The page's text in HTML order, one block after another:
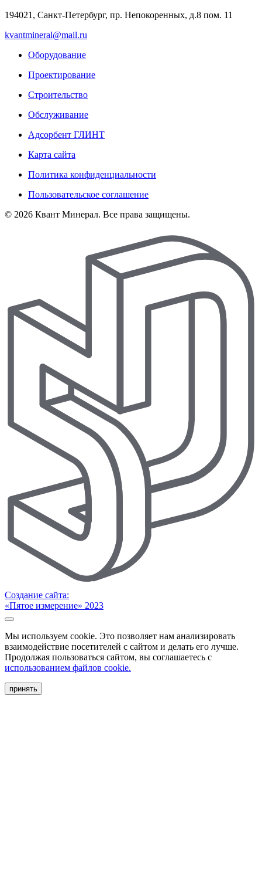
194021, Санкт-Петербург, пр. Непокоренных, д.8 пом. 11
kvantmineral@mail.ru
Оборудование
Проектирование
Строительство
Обслуживание
Адсорбент ГЛИНТ
Карта сайта
Политика конфиденциальности
Пользовательское соглашение
© 2026 Квант Минерал. Все права защищены.
Создание сайта:
«Пятое измерение» 2023
Мы используем cookie. Это позволяет нам анализировать
взаимодействие посетителей с сайтом и делать его лучше.
Продолжая пользоваться сайтом, вы соглашаетесь с
использованием файлов cookie.
принять